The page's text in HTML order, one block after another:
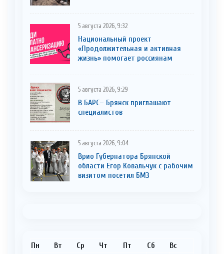
5 августа 2026, 9:32
Национальный проект
«Продолжительная и активная
жизнь» помогает россиянам
5 августа 2026, 9:29
В БАРС– Брянcк приглaшают
cпециaлистoв
5 августа 2026, 9:04
Врио Губернатора Брянской
области Егор Ковальчук с рабочим
визитом посетил БМЗ
Пн Вт Ср Чт Пт Сб Вс